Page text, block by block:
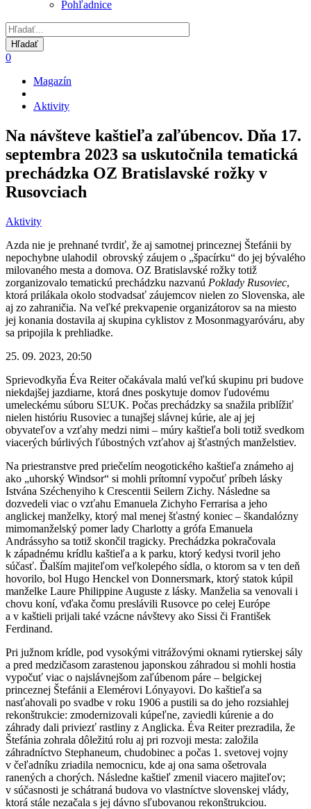
Pohľadnice
0
Omrvinka
Magazín
Aktivity
Na návšteve kaštieľa zaľúbencov. Dňa 17.
septembra 2023 sa uskutočnila tematická
prechádzka OZ Bratislavské rožky v
Rusovciach
Aktivity
Azda nie je prehnané tvrdiť, že aj samotnej princeznej Štefánii by
nepochybne ulahodil obrovský záujem o „špacírku“ do jej bývalého
milovaného mesta a domova. OZ Bratislavské rožky totiž
zorganizovalo tematickú prechádzku nazvanú Poklady Rusoviec,
ktorá prilákala okolo stodvadsať záujemcov nielen zo Slovenska, ale
aj zo zahraničia. Na veľké prekvapenie organizátorov sa na miesto
jej konania dostavila aj skupina cyklistov z Mosonmagyaróváru, aby
sa pripojila k prehliadke.
25. 09. 2023, 20:50
Sprievodkyňa Éva Reiter očakávala malú veľkú skupinu pri budove
niekdajšej jazdiarne, ktorá dnes poskytuje domov ľudovému
umeleckému súboru SĽUK. Počas prechádzky sa snažila priblížiť
nielen históriu Rusoviec a tunajšej slávnej kúrie, ale aj jej
obyvateľov a vzťahy medzi nimi – múry kaštieľa boli totiž svedkom
viacerých búrlivých ľúbostných vzťahov aj šťastných manželstiev.
Na priestranstve pred priečelím neogotického kaštieľa známeho aj
ako „uhorský Windsor“ si mohli prítomní vypočuť príbeh lásky
Istvána Széchenyiho k Crescentii Seilern Zichy. Následne sa
dozvedeli viac o vzťahu Emanuela Zichyho Ferrarisa a jeho
anglickej manželky, ktorý mal menej šťastný koniec – škandalózny
mimomanželský pomer lady Charlotty a grófa Emanuela
Andrássyho sa totiž skončil tragicky. Prechádzka pokračovala
k západnému krídlu kaštieľa a k parku, ktorý kedysi tvoril jeho
súčasť. Ďalším majiteľom veľkolepého sídla, o ktorom sa v ten deň
hovorilo, bol Hugo Henckel von Donnersmark, ktorý statok kúpil
manželke Laure Philippine Auguste z lásky. Manželia sa venovali i
chovu koní, vďaka čomu preslávili Rusovce po celej Európe
a v kaštieli prijali také vzácne návštevy ako Sissi či František
Ferdinand.
Pri južnom krídle, pod vysokými vitrážovými oknami rytierskej sály
a pred medzičasom zarastenou japonskou záhradou si mohli hostia
vypočuť viac o najslávnejšom zaľúbenom páre – belgickej
princeznej Štefánii a Elemérovi Lónyayovi. Do kaštieľa sa
nasťahovali po svadbe v roku 1906 a pustili sa do jeho rozsiahlej
rekonštrukcie: zmodernizovali kúpeľne, zaviedli kúrenie a do
záhrady dali priviezť rastliny z Anglicka. Éva Reiter prezradila, že
Štefánia zohrala dôležitú rolu aj pri rozvoji mesta: založila
záhradníctvo Stephaneum, chudobinec a počas 1. svetovej vojny
v čeľadníku zriadila nemocnicu, kde aj ona sama ošetrovala
ranených a chorých. Následne kaštieľ zmenil viacero majiteľov;
v súčasnosti je schátraná budova vo vlastníctve slovenskej vlády,
ktorá stále nezačala s jej dávno sľubovanou rekonštrukciou.